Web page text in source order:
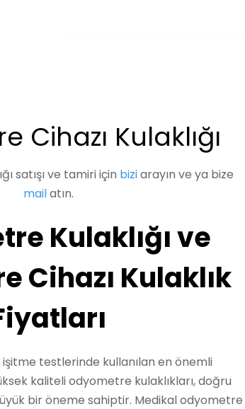
Cihazı Kulaklığı
satışı ve tamiri için biziarayın ve ya bize
mailatın.
Kulaklığı ve
Cihazı Kulaklık
işitme testlerinde kullanılan en önemli
kaliteli odyometre kulaklıkları, doğru
bir öneme sahiptir. Medikal odyometre